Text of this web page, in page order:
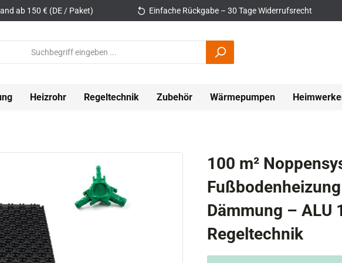
ab 150 € (DE / Paket) Einfache Rückgabe – 30 Tage Widerrufsrecht
Heizrohr Regeltechnik Zubehör Wärmepumpen
100 m²
Dämmung – ALU
Regeltechnik